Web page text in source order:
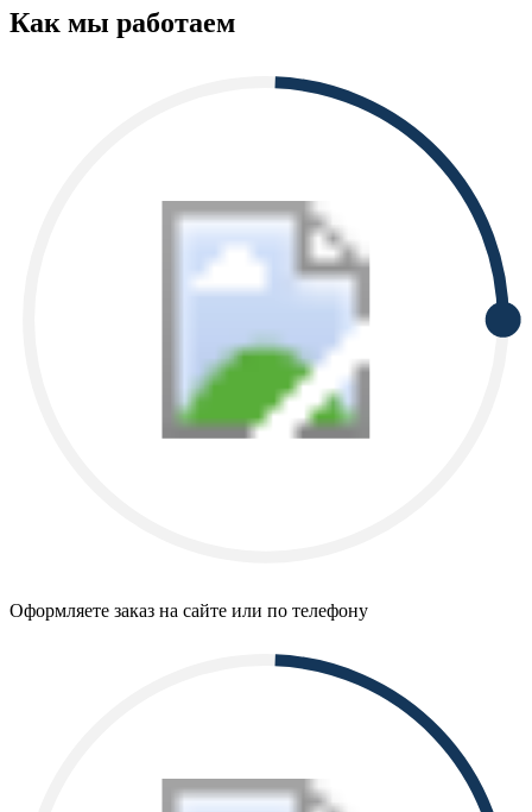
Как мы работаем
Оформляете заказ на сайте или по телефону